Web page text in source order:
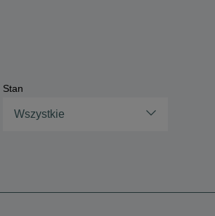
Stan
Wszystkie